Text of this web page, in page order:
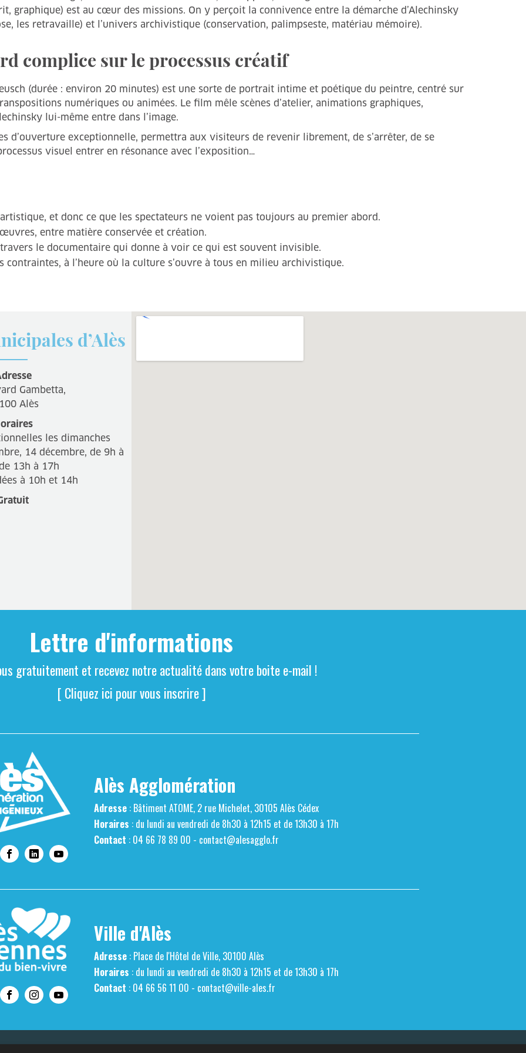
graphique) est au cœur des missions. On y perçoit la connivence entre la démarche d’Alechinsky
les retravaille) et l’univers archivistique (conservation, palimpseste, matériau mémoire).
complice sur le processus créatif
(durée : environ 20 minutes) est une sorte de portrait intime et poétique du peintre, centré sur
numériques ou animées. Le film mêle scènes d’atelier, animations graphiques,
lui-même entre dans l’image.
d’ouverture exceptionnelle, permettra aux visiteurs de revenir librement, de s’arrêter, de se
visuel entrer en résonance avec l’exposition…
et donc ce que les spectateurs ne voient pas toujours au premier abord.
entre matière conservée et création.
le documentaire qui donne à voir ce qui est souvent invisible.
à l’heure où la culture s’ouvre à tous en milieu archivistique.
d’Alès
Gambetta,
Alès
les dimanches
14 décembre, de 9h à
13h à 17h
à 10h et 14h
Lettre d'informations
gratuitement et recevez notre actualité dans votre boite e-mail !
[ Cliquez ici pour vous inscrire ]
Alès Agglomération
Adresse: Bâtiment ATOME, 2 rue Michelet, 30105 Alès Cédex
Horaires : du lundi au vendredi de 8h30 à 12h15 et de 13h30 à 17h
Contact : 04 66 78 89 00 - contact@alesagglo.fr
Ville d'Alès
Adresse: Place de l'Hôtel de Ville, 30100 Alès
Horaires : du lundi au vendredi de 8h30 à 12h15 et de 13h30 à 17h
Contact : 04 66 56 11 00 - contact@ville-ales.fr